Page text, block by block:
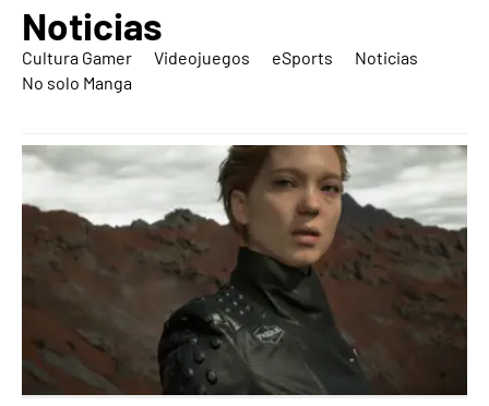
Noticias
Cultura Gamer Videojuegos eSports
Noticias
No solo Manga